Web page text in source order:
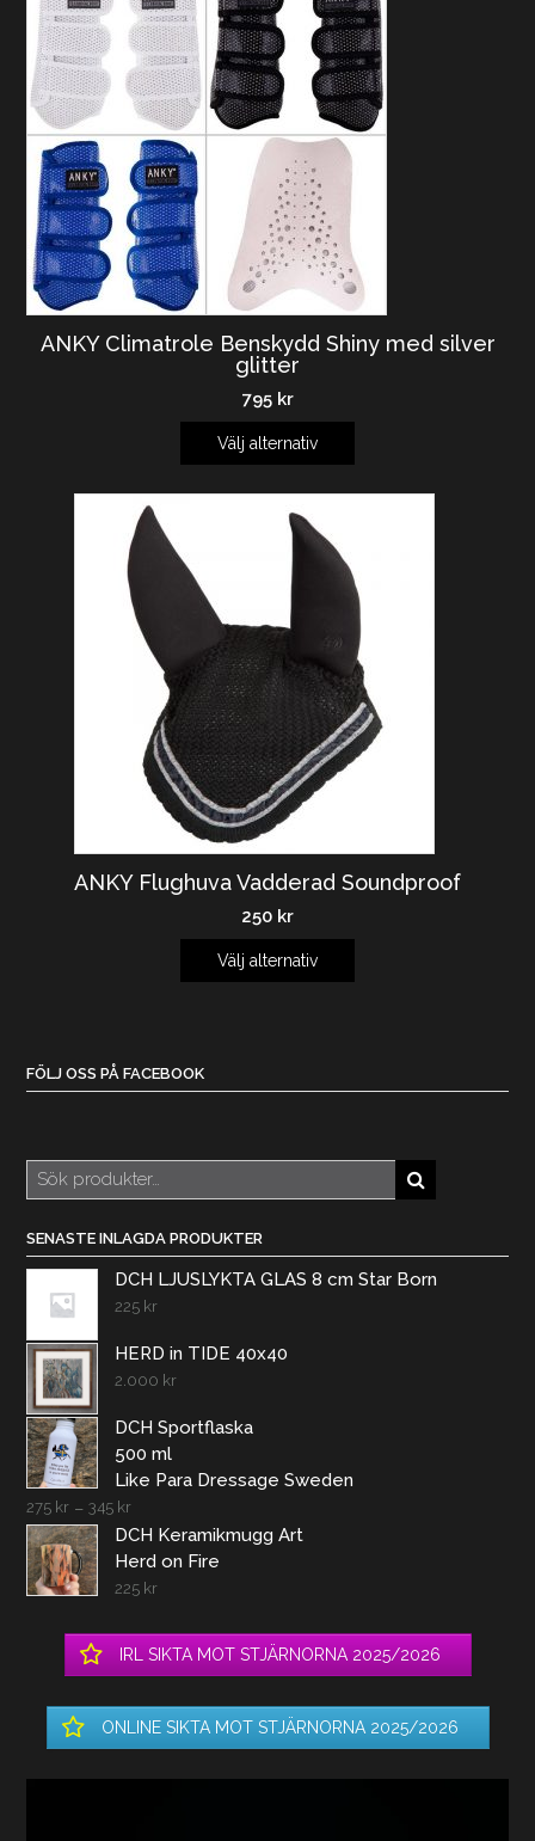
ANKY Climatrole Benskydd Shiny med silver
glitter
795 kr
Välj alternativ
ANKY Flughuva Vadderad Soundproof
250 kr
Välj alternativ
FÖLJ OSS PÅ FACEBOOK
Sök
efter:
SENASTE INLAGDA PRODUKTER
DCH LJUSLYKTA GLAS 8 cm Star Born
225 kr
HERD in TIDE 40x40
2.000 kr
DCH Sportflaska
500 ml
Like Para Dressage Sweden
275 kr – 345 kr
DCH Keramikmugg Art
Herd on Fire
225 kr
IRL SIKTA MOT STJÄRNORNA 2025/2026
ONLINE SIKTA MOT STJÄRNORNA 2025/2026